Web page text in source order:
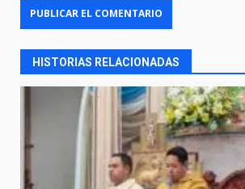
HISTORIAS RELACIONADAS